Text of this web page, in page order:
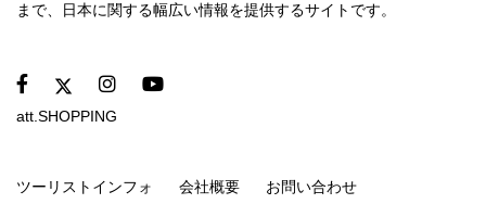
まで、日本に関する幅広い情報を提供するサイトです。
att.SHOPPING
ツーリストインフォ 会社概要 お問い合わせ